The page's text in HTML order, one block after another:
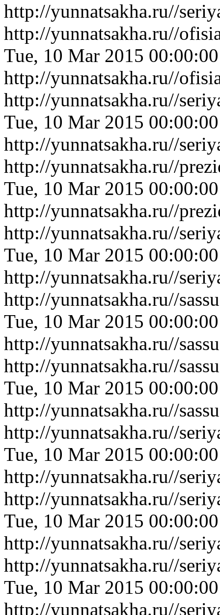
http://yunnatsakha.ru//
http://yunnatsakha.ru//
Tue, 10 Mar 2015
http://yunnatsakha.ru//
http://yunnatsakha.ru//
Tue, 10 Mar 2015
http://yunnatsakha.ru//
http://yunnatsakha.ru//
Tue, 10 Mar 2015
http://yunnatsakha.ru//
http://yunnatsakha.ru//
Tue, 10 Mar 2015
http://yunnatsakha.ru//
http://yunnatsakha.ru//
Tue, 10 Mar 2015
http://yunnatsakha.ru//
http://yunnatsakha.ru//
Tue, 10 Mar 2015
http://yunnatsakha.ru//
http://yunnatsakha.ru//
Tue, 10 Mar 2015
http://yunnatsakha.ru//
http://yunnatsakha.ru//
Tue, 10 Mar 2015
http://yunnatsakha.ru//
http://yunnatsakha.ru//
Tue, 10 Mar 2015
http://yunnatsakha.ru//